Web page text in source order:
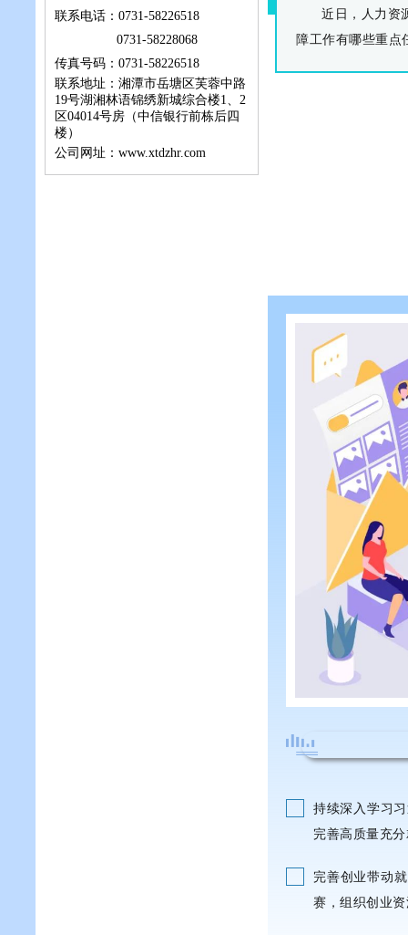
联系电话：0731-58226518
0731-58228068
传真号码：0731-58226518
联系地址：湘潭市岳塘区芙蓉中路
19号湖湘林语锦绣新城综合楼1、2
区04014号房（中信银行前栋后四
楼）
公司网址：www.xtdzhr.com
近日，人力资
障工作有哪些重点
持续深入学习
完善高质量充
完善创业带动
赛，组织创业